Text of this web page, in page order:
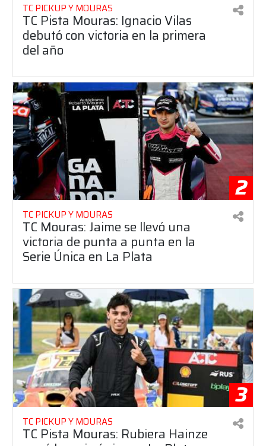
TC PICKUP Y MOURAS
TC Pista Mouras: Ignacio Vilas
debutó con victoria en la primera
del año
2
TC PICKUP Y MOURAS
TC Mouras: Jaime se llevó una
victoria de punta a punta en la
Serie Única en La Plata
3
TC PICKUP Y MOURAS
TC Pista Mouras: Rubiera Hainze